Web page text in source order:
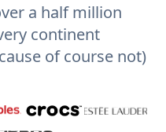
a half million
continent
of course not)